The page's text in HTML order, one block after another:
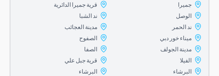
ند الحمر
ميناء خور دبي
مدينة الجولف
البرشاء
قرية جميرا الدائرية
مدينة العجائب
قرية جبل علي
البرشاء